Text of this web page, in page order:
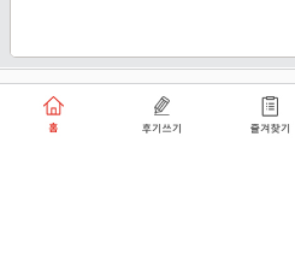
개인정보취급방침
쑥쑥플래닛 주식회사